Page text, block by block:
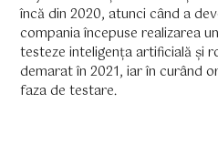
încă din 2020, atunci când a
compania începuse realizarea
testeze inteligența artificială și
demarat în 2021, iar în curând
faza de testare.